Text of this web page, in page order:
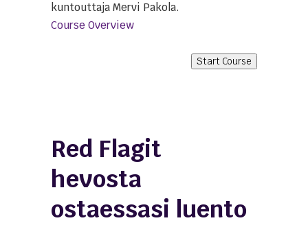
kuntouttaja Mervi Pakola.
Course Overview
Start Course
Red Flagit
hevosta
ostaessasi luento